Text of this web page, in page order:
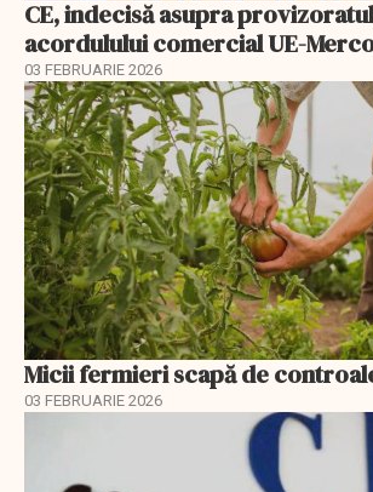
CE, indecisă asupra
acordulului comercial UE-
03 FEBRUARIE 2026
Micii fermieri scapă de
03 FEBRUARIE 2026